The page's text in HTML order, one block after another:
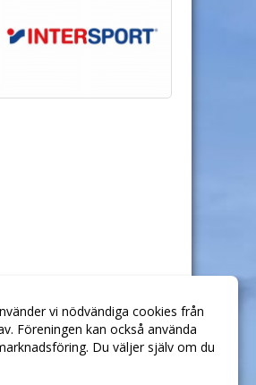
vi nödvändiga cookies från
Föreningen kan också använda
Du väljer själv om du